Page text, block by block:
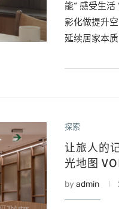
能“ 感受生
影化做提升
延续居家本质
探索
让旅人的
光地图
by admin